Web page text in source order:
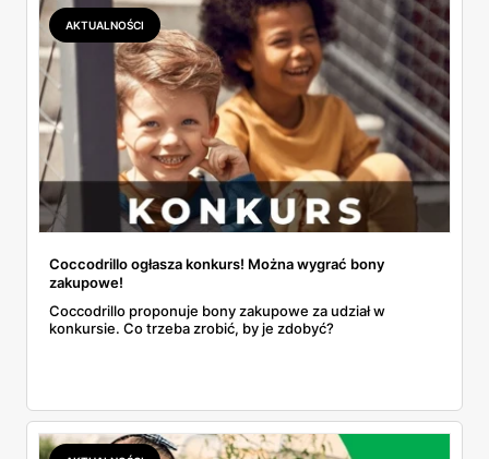
AKTUALNOŚCI
Coccodrillo ogłasza konkurs! Można wygrać bony
zakupowe!
Coccodrillo proponuje bony zakupowe za udział w
konkursie. Co trzeba zrobić, by je zdobyć?